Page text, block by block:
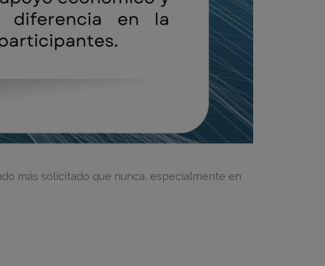
más solicitado que nunca, especialmente en